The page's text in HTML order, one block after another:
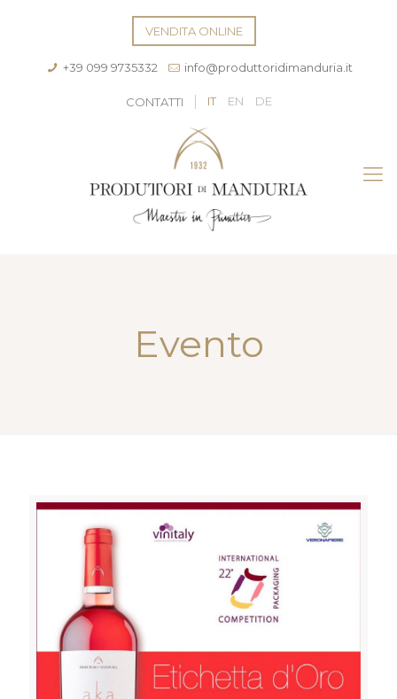
VENDITA ONLINE
+39 099 9735332 info@produttoridimanduria.it
CONTATTI IT EN DE
Evento